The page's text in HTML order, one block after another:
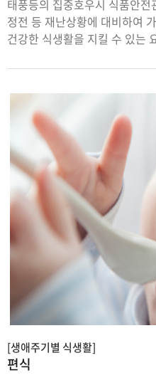
태풍등의 집중호우시 식품안전관리요령 장마철,
정전 등 재난상황에 대비하여
건강한 식생활을 지킬 수 있는 요령
편식
[생애주기별 식생활]